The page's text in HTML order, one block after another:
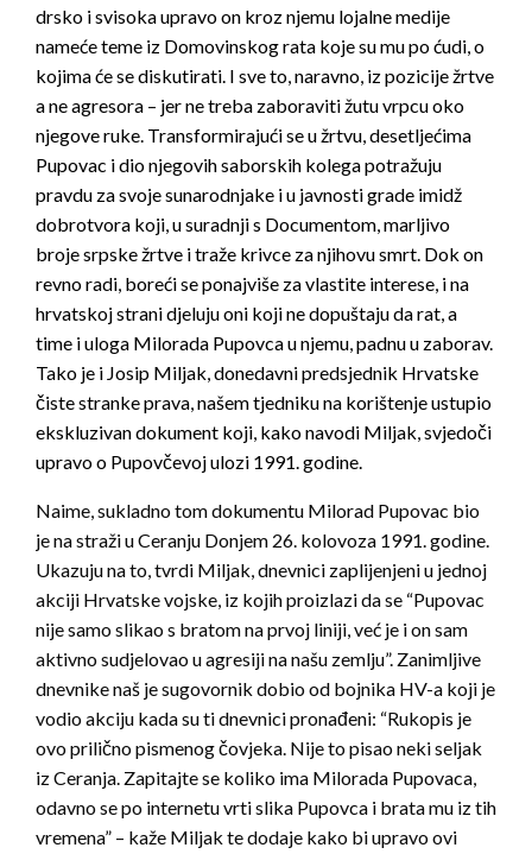
drsko i svisoka upravo on kroz njemu lojalne medije
nameće teme iz Domovinskog rata koje su mu po ćudi, o
kojima će se diskutirati. I sve to, naravno, iz pozicije žrtve
a ne agresora – jer ne treba zaboraviti žutu vrpcu oko
njegove ruke. Transformirajući se u žrtvu, desetljećima
Pupovac i dio njegovih saborskih kolega potražuju
pravdu za svoje sunarodnjake i u javnosti grade imidž
dobrotvora koji, u suradnji s Documentom, marljivo
broje srpske žrtve i traže krivce za njihovu smrt. Dok on
revno radi, boreći se ponajviše za vlastite interese, i na
hrvatskoj strani djeluju oni koji ne dopuštaju da rat, a
time i uloga Milorada Pupovca u njemu, padnu u zaborav.
Tako je i Josip Miljak, donedavni predsjednik Hrvatske
čiste stranke prava, našem tjedniku na korištenje ustupio
ekskluzivan dokument koji, kako navodi Miljak, svjedoči
upravo o Pupovčevoj ulozi 1991. godine.
Naime, sukladno tom dokumentu Milorad Pupovac bio
je na straži u Ceranju Donjem 26. kolovoza 1991. godine.
Ukazuju na to, tvrdi Miljak, dnevnici zaplijenjeni u jednoj
akciji Hrvatske vojske, iz kojih proizlazi da se “Pupovac
nije samo slikao s bratom na prvoj liniji, već je i on sam
aktivno sudjelovao u agresiji na našu zemlju”. Zanimljive
dnevnike naš je sugovornik dobio od bojnika HV-a koji je
vodio akciju kada su ti dnevnici pronađeni: “Rukopis je
ovo prilično pismenog čovjeka. Nije to pisao neki seljak
iz Ceranja. Zapitajte se koliko ima Milorada Pupovaca,
odavno se po internetu vrti slika Pupovca i brata mu iz tih
vremena” – kaže Miljak te dodaje kako bi upravo ovi